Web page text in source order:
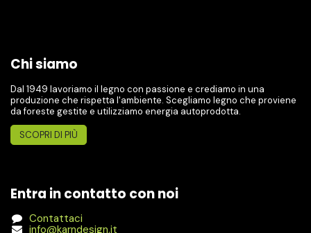
Chi siamo
Dal 1949 lavoriamo il legno con passione e crediamo in una
produzione che rispetta l'ambiente. Scegliamo legno che proviene
da foreste gestite e utilizziamo energia autoprodotta.
SCOPRI DI PIÙ
Entra in contatto con noi
Contattaci
info@karndesign.it